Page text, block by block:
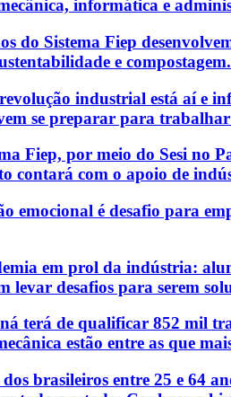
informática e
do Sistema Fiep
e
industrial está aí e
se preparar para
Fiep, por meio do Sesi no
contará com o apoio de
emocional é desafio para
em prol da indústria:
levar desafios para serem
terá de qualificar 852 mil
estão entre as que
brasileiros entre 25 e 64